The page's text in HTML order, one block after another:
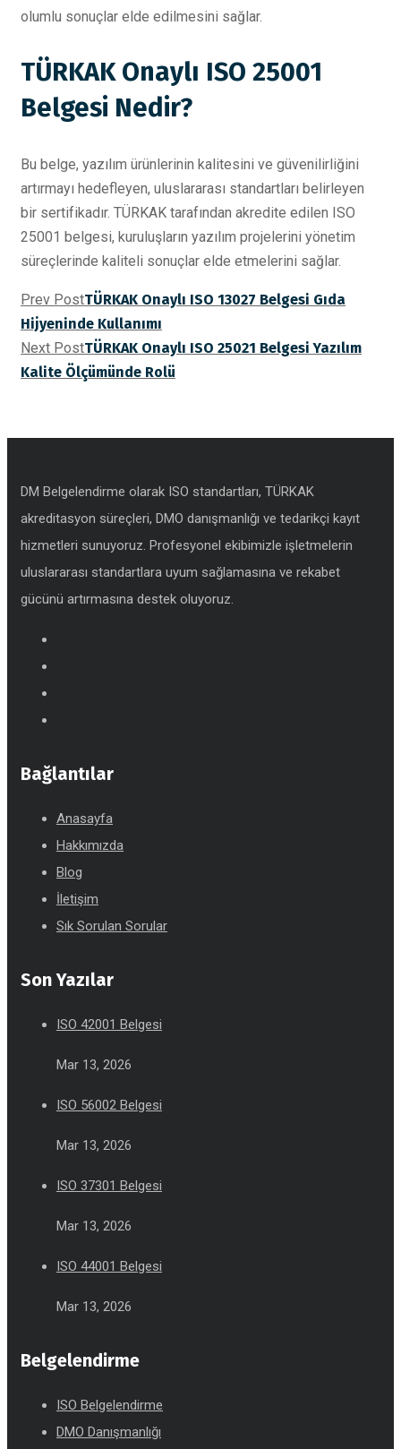
olumlu sonuçlar elde edilmesini sağlar.
TÜRKAK Onaylı ISO 25001
Belgesi Nedir?
Bu belge, yazılım ürünlerinin kalitesini ve güvenilirliğini
artırmayı hedefleyen, uluslararası standartları belirleyen
bir sertifikadır. TÜRKAK tarafından akredite edilen ISO
25001 belgesi, kuruluşların yazılım projelerini yönetim
süreçlerinde kaliteli sonuçlar elde etmelerini sağlar.
Prev PostTÜRKAK Onaylı ISO 13027 Belgesi Gıda
Hijyeninde Kullanımı
Next PostTÜRKAK Onaylı ISO 25021 Belgesi Yazılım
Kalite Ölçümünde Rolü
DM Belgelendirme olarak ISO standartları, TÜRKAK
akreditasyon süreçleri, DMO danışmanlığı ve tedarikçi kayıt
hizmetleri sunuyoruz. Profesyonel ekibimizle işletmelerin
uluslararası standartlara uyum sağlamasına ve rekabet
gücünü artırmasına destek oluyoruz.
Bağlantılar
Anasayfa
Hakkımızda
Blog
İletişim
Sık Sorulan Sorular
Son Yazılar
ISO 42001 Belgesi
Mar 13, 2026
ISO 56002 Belgesi
Mar 13, 2026
ISO 37301 Belgesi
Mar 13, 2026
ISO 44001 Belgesi
Mar 13, 2026
Belgelendirme
ISO Belgelendirme
DMO Danışmanlığı